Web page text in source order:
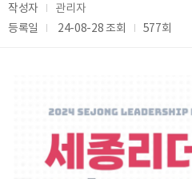
작성자
관리자
등록일
24-08-28조회 577회